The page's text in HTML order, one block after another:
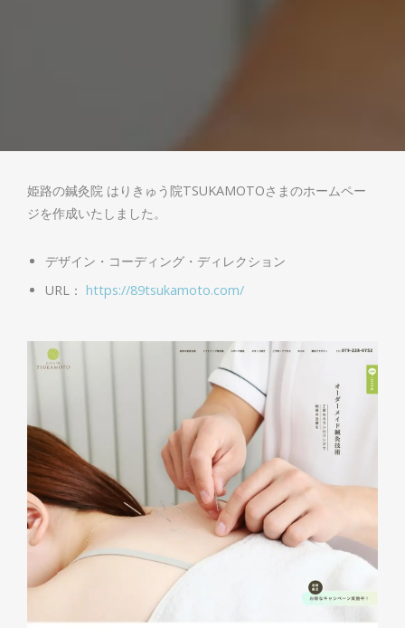
姫路の鍼灸院 はりきゅう院TSUKAMOTOさまのホームペー
ジを作成いたしました。
デザイン・コーディング・ディレクション
URL： https://89tsukamoto.com/